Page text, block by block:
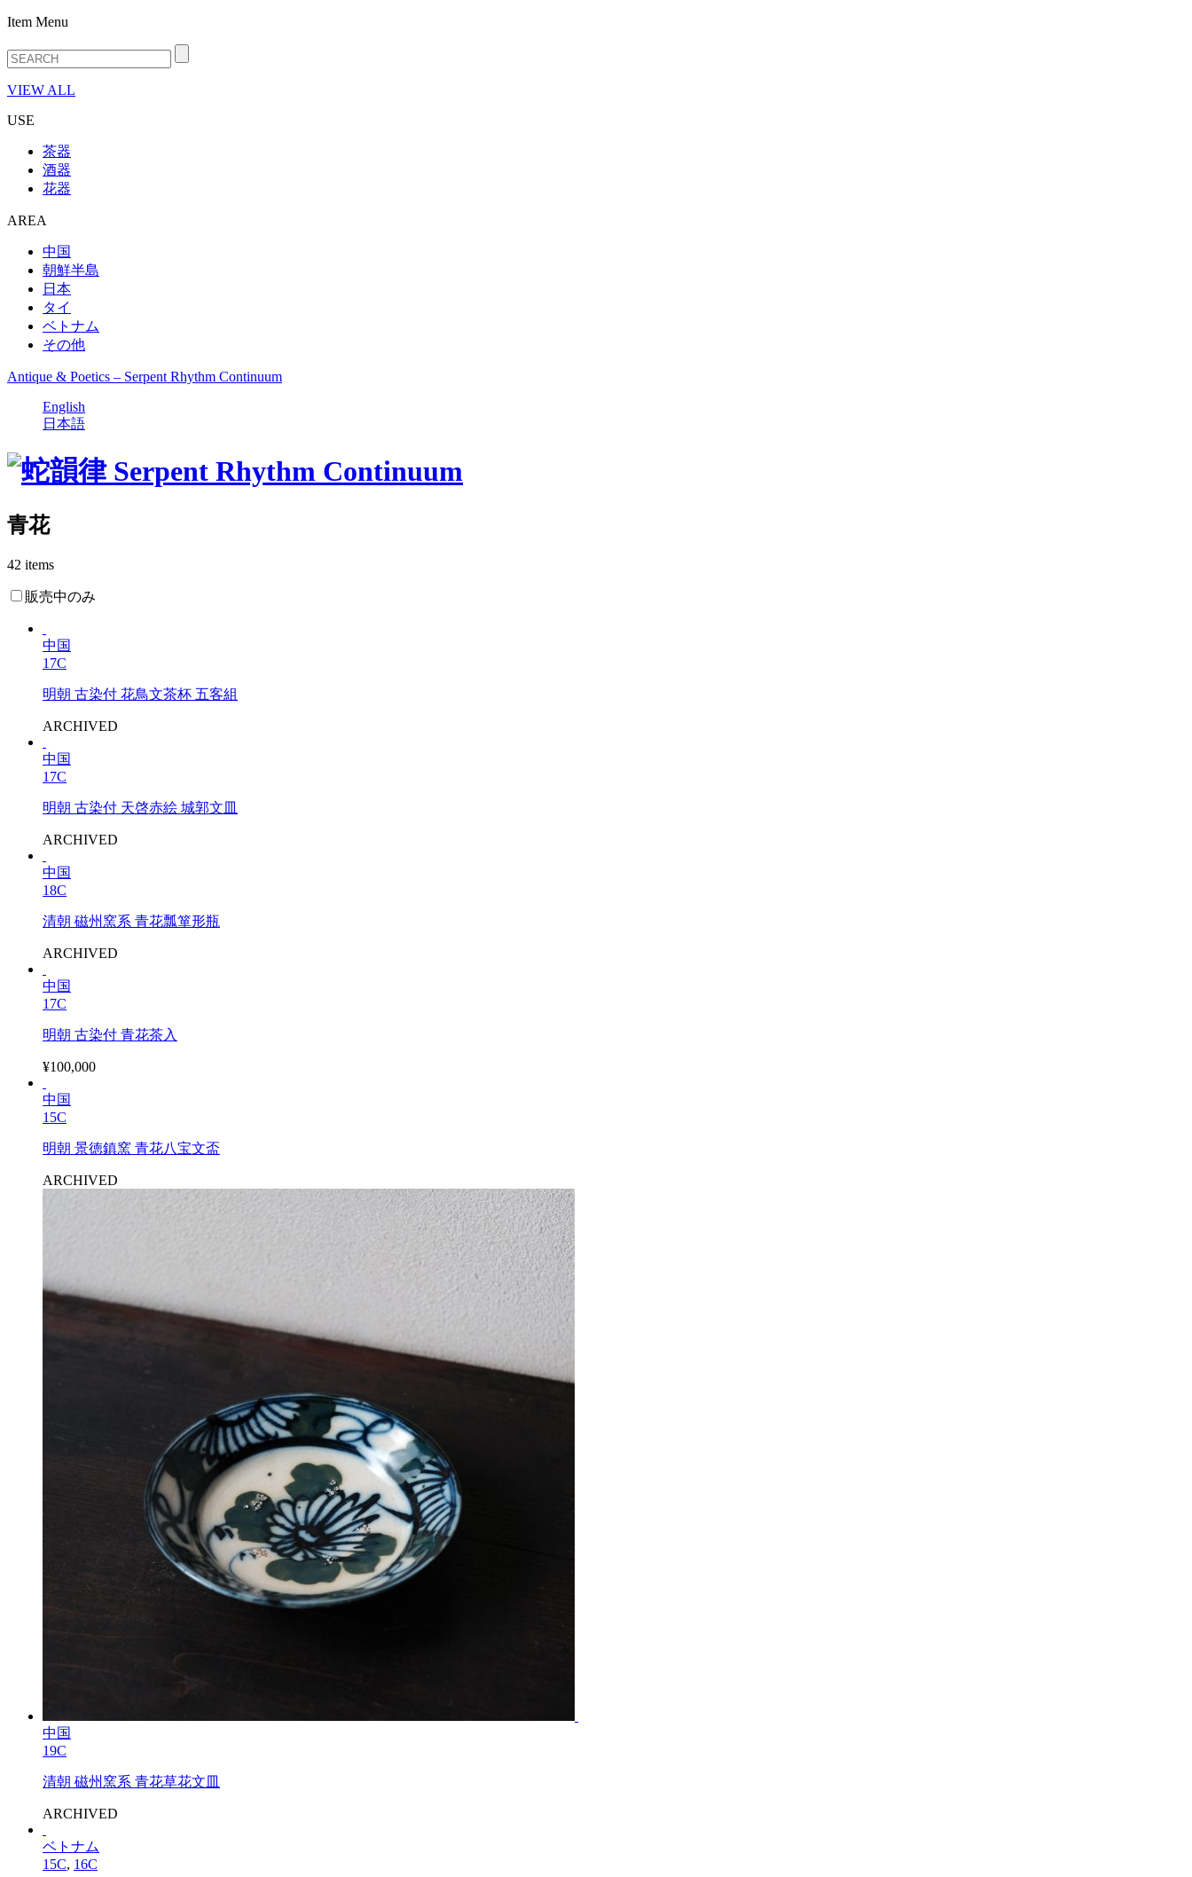
Item Menu
VIEW ALL
USE
茶器
酒器
花器
AREA
中国
朝鮮半島
日本
タイ
ベトナム
その他
Antique & Poetics – Serpent Rhythm Continuum
English
日本語
青花
42 items
販売中のみ
中国
17C
明朝 古染付 花鳥文茶杯 五客組
ARCHIVED
中国
17C
明朝 古染付 天啓赤絵 城郭文皿
ARCHIVED
中国
18C
清朝 磁州窯系 青花瓢箪形瓶
ARCHIVED
中国
17C
明朝 古染付 青花茶入
¥100,000
中国
15C
明朝 景徳鎮窯 青花八宝文盃
ARCHIVED
中国
19C
清朝 磁州窯系 青花草花文皿
ARCHIVED
ベトナム
15C, 16C